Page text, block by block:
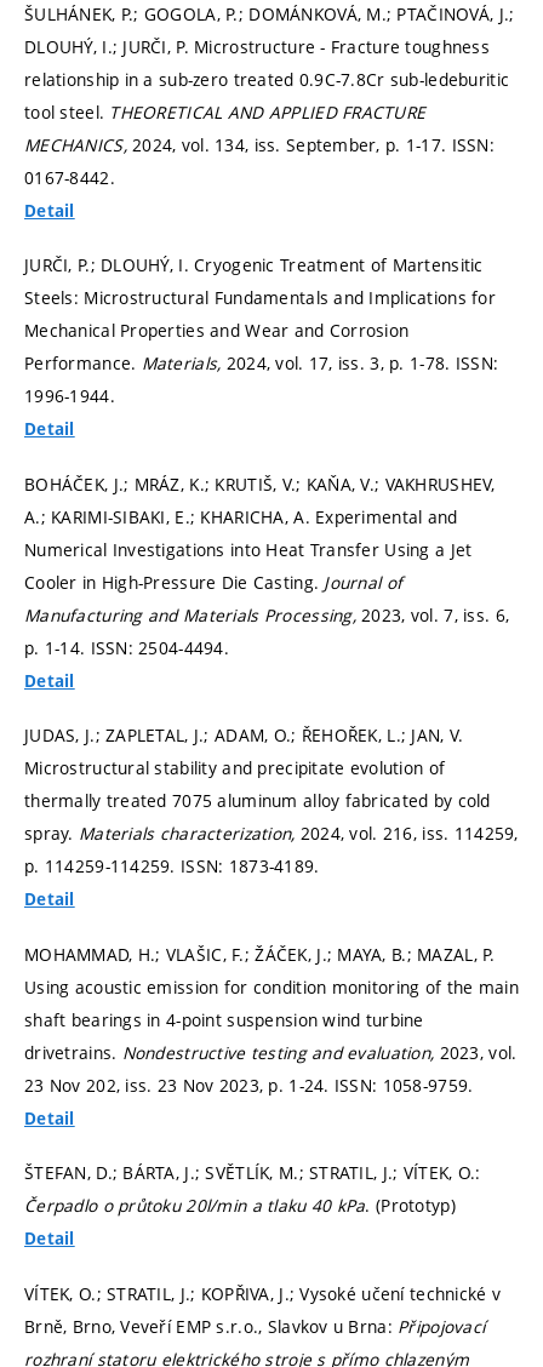
ŠULHÁNEK, P.; GOGOLA, P.; DOMÁNKOVÁ, M.; PTAČINOVÁ, J.;
DLOUHÝ, I.; JURČI, P. Microstructure - Fracture toughness
relationship in a sub-zero treated 0.9C-7.8Cr sub-ledeburitic
tool steel. THEORETICAL AND APPLIED FRACTURE
MECHANICS, 2024, vol. 134, iss. September, p. 1-17. ISSN:
0167-8442.
Detail
JURČI, P.; DLOUHÝ, I. Cryogenic Treatment of Martensitic
Steels: Microstructural Fundamentals and Implications for
Mechanical Properties and Wear and Corrosion
Performance. Materials, 2024, vol. 17, iss. 3, p. 1-78. ISSN:
1996-1944.
Detail
BOHÁČEK, J.; MRÁZ, K.; KRUTIŠ, V.; KAŇA, V.; VAKHRUSHEV,
A.; KARIMI-SIBAKI, E.; KHARICHA, A. Experimental and
Numerical Investigations into Heat Transfer Using a Jet
Cooler in High-Pressure Die Casting. Journal of
Manufacturing and Materials Processing, 2023, vol. 7, iss. 6,
p. 1-14. ISSN: 2504-4494.
Detail
JUDAS, J.; ZAPLETAL, J.; ADAM, O.; ŘEHOŘEK, L.; JAN, V.
Microstructural stability and precipitate evolution of
thermally treated 7075 aluminum alloy fabricated by cold
spray. Materials characterization, 2024, vol. 216, iss. 114259,
p. 114259-114259. ISSN: 1873-4189.
Detail
MOHAMMAD, H.; VLAŠIC, F.; ŽÁČEK, J.; MAYA, B.; MAZAL, P.
Using acoustic emission for condition monitoring of the main
shaft bearings in 4-point suspension wind turbine
drivetrains. Nondestructive testing and evaluation, 2023, vol.
23 Nov 202, iss. 23 Nov 2023, p. 1-24. ISSN: 1058-9759.
Detail
ŠTEFAN, D.; BÁRTA, J.; SVĚTLÍK, M.; STRATIL, J.; VÍTEK, O.:
Čerpadlo o průtoku 20l/min a tlaku 40 kPa. (Prototyp)
Detail
VÍTEK, O.; STRATIL, J.; KOPŘIVA, J.; Vysoké učení technické v
Brně, Brno, Veveří EMP s.r.o., Slavkov u Brna: Připojovací
rozhraní statoru elektrického stroje s přímo chlazeným